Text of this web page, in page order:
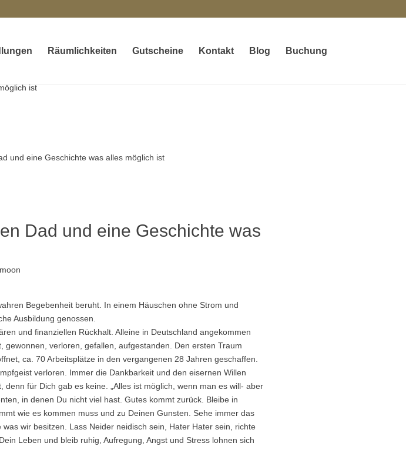
Räumlichkeiten Gutscheine Kontakt Blog Buchung
ist
Dad und eine Geschichte was
Begebenheit beruht. In einem Häuschen ohne Strom und
Ausbildung genossen.
und finanziellen Rückhalt. Alleine in Deutschland angekommen
verloren, gefallen, aufgestanden. Den ersten Traum
ca. 70 Arbeitsplätze in den vergangenen 28 Jahren geschaffen.
verloren. Immer die Dankbarkeit und den eisernen Willen
für Dich gab es keine. „Alles ist möglich, wenn man es will- aber
in denen Du nicht viel hast. Gutes kommt zurück. Bleibe in
wie es kommen muss und zu Deinen Gunsten. Sehe immer das
wir besitzen. Lass Neider neidisch sein, Hater Hater sein, richte
Leben und bleib ruhig, Aufregung, Angst und Stress lohnen sich